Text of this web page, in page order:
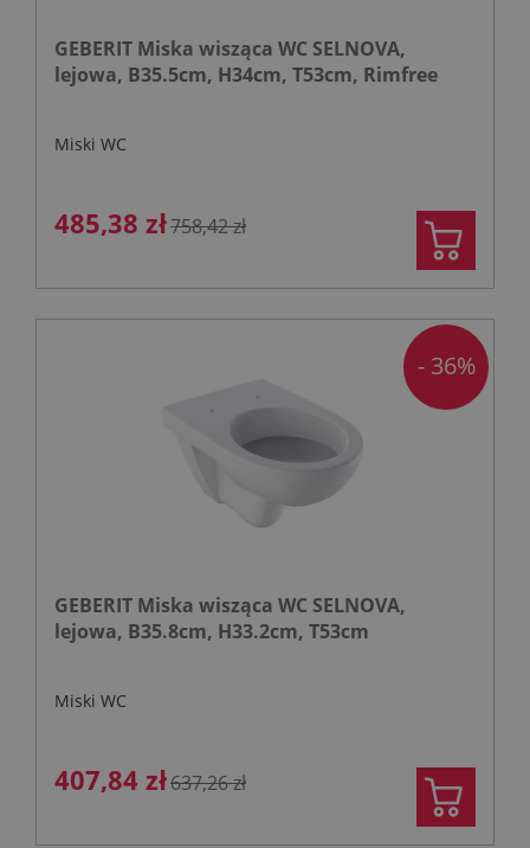
GEBERIT Miska wisząca WC SELNOVA,
lejowa, B35.5cm, H34cm, T53cm, Rimfree
Miski WC
485,38 zł758,42 zł
GEBERIT Miska wisząca WC SELNOVA,
lejowa, B35.8cm, H33.2cm, T53cm
Miski WC
407,84 zł637,26 zł
- 36%